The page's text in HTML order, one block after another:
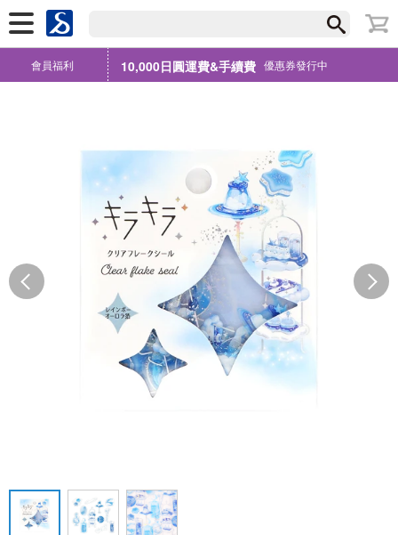
會員福利 10,000日圓運費&手續費 優惠券發行中